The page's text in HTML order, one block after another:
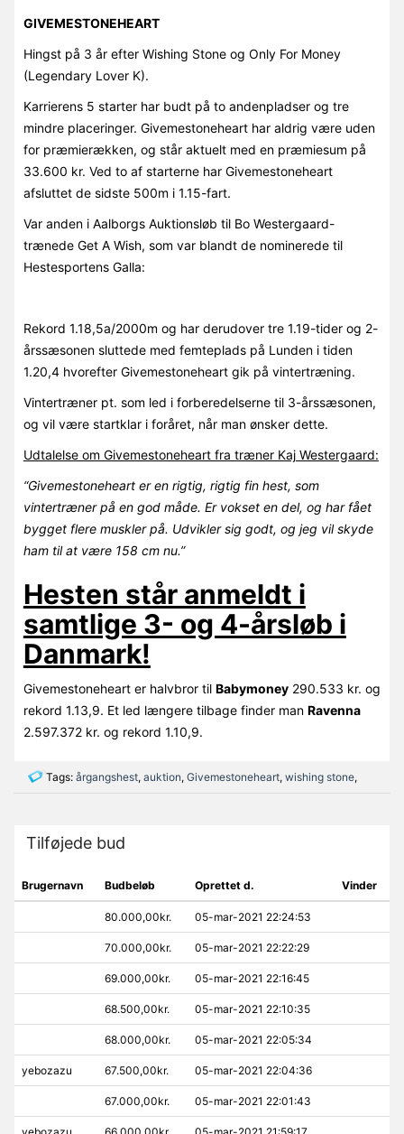
GIVEMESTONEHEART
Hingst på 3 år efter Wishing Stone og Only For Money
(Legendary Lover K).
Karrierens 5 starter har budt på to andenpladser og tre
mindre placeringer. Givemestoneheart har aldrig være uden
for præmierækken, og står aktuelt med en præmiesum på
33.600 kr. Ved to af starterne har Givemestoneheart
afsluttet de sidste 500m i 1.15-fart.
Var anden i Aalborgs Auktionsløb til Bo Westergaard-
trænede Get A Wish, som var blandt de nominerede til
Hestesportens Galla:
Rekord 1.18,5a/2000m og har derudover tre 1.19-tider og 2-
årssæsonen sluttede med femteplads på Lunden i tiden
1.20,4 hvorefter Givemestoneheart gik på vintertræning.
Vintertræner pt. som led i forberedelserne til 3-årssæsonen,
og vil være startklar i foråret, når man ønsker dette.
Udtalelse om Givemestoneheart fra træner Kaj Westergaard:
“Givemestoneheart er en rigtig, rigtig fin hest, som
vintertræner på en god måde. Er vokset en del, og har fået
bygget flere muskler på. Udvikler sig godt, og jeg vil skyde
ham til at være 158 cm nu.”
Hesten står anmeldt i
samtlige 3- og 4-årsløb i
Danmark!
Givemestoneheart er halvbror til Babymoney290.533 kr. og
rekord 1.13,9. Et led længere tilbage finder man Ravenna
2.597.372 kr. og rekord 1.10,9.
Tags: årgangshest, auktion, Givemestoneheart, wishing stone,
Tilføjede bud
Brugernavn Budbeløb Oprettet d. Vinder
80.000,00kr. 05-mar-2021 22:24:53
70.000,00kr. 05-mar-2021 22:22:29
69.000,00kr. 05-mar-2021 22:16:45
68.500,00kr. 05-mar-2021 22:10:35
68.000,00kr. 05-mar-2021 22:05:34
yebozazu 67.500,00kr. 05-mar-2021 22:04:36
67.000,00kr. 05-mar-2021 22:01:43